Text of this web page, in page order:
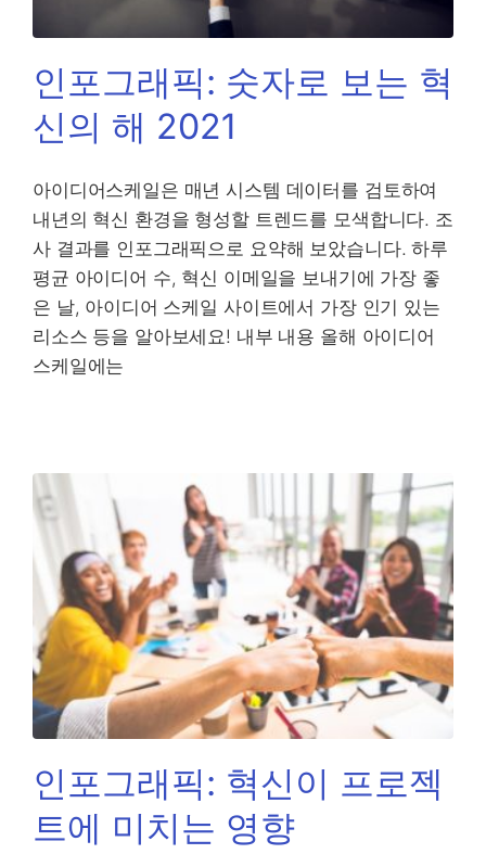
인포그래픽: 숫자로 보는 혁
신의 해 2021
아이디어스케일은 매년 시스템 데이터를 검토하여
내년의 혁신 환경을 형성할 트렌드를 모색합니다. 조
사 결과를 인포그래픽으로 요약해 보았습니다. 하루
평균 아이디어 수, 혁신 이메일을 보내기에 가장 좋
은 날, 아이디어 스케일 사이트에서 가장 인기 있는
리소스 등을 알아보세요! 내부 내용 올해 아이디어
스케일에는
인포그래픽: 혁신이 프로젝
트에 미치는 영향